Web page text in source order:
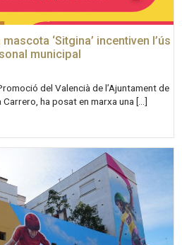
‘Sitgina’ incentiven l’ús
municipal
del Valencià de l’Ajuntament de
ha posat en marxa una […]